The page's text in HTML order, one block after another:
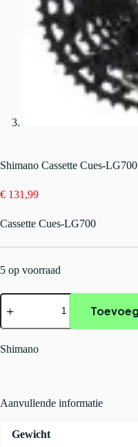
Shimano Cassette Cues-
€ 131,99
Cassette Cues-LG700
5 op voorraad
Shimano
Cassette
ZILVER
Shimano
Aanvullende informatie
Gewicht